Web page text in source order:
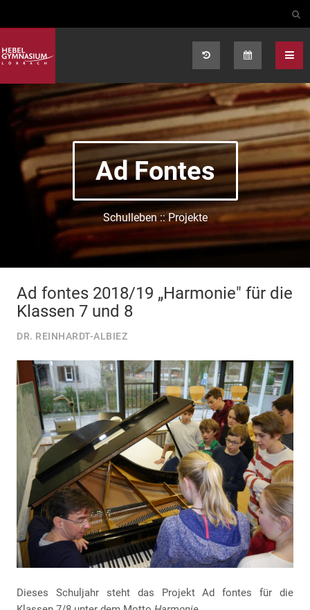
Ad Fontes
Schulleben :: Projekte
Ad fontes 2018/19 „Harmonie" für die
Klassen 7 und 8
DR. REINHARDT-ALBIEZ
Dieses Schuljahr steht das Projekt Ad fontes für die